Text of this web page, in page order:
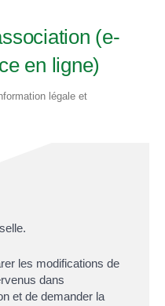
(e-
en ligne)
légale et
les modifications de
dans
et de demander la